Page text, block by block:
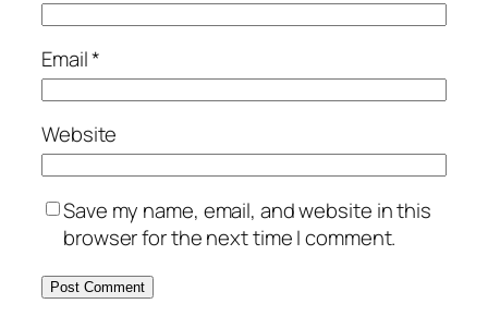
Email*
Website
Save my name, email, and website in this
browser for the next time I comment.